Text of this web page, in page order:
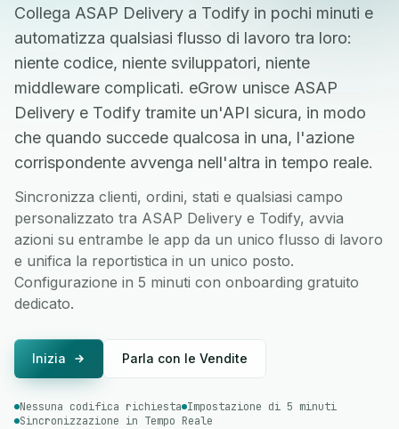
Collega ASAP Delivery a Todify in pochi minuti e
automatizza qualsiasi flusso di lavoro tra loro:
niente codice, niente sviluppatori, niente
middleware complicati. eGrow unisce ASAP
Delivery e Todify tramite un'API sicura, in modo
che quando succede qualcosa in una, l'azione
corrispondente avvenga nell'altra in tempo reale.
Sincronizza clienti, ordini, stati e qualsiasi campo
personalizzato tra ASAP Delivery e Todify, avvia
azioni su entrambe le app da un unico flusso di lavoro
e unifica la reportistica in un unico posto.
Configurazione in 5 minuti con onboarding gratuito
dedicato.
Inizia Parla con le Vendite
Nessuna codifica richiesta Impostazione di 5 minuti
Sincronizzazione in Tempo Reale